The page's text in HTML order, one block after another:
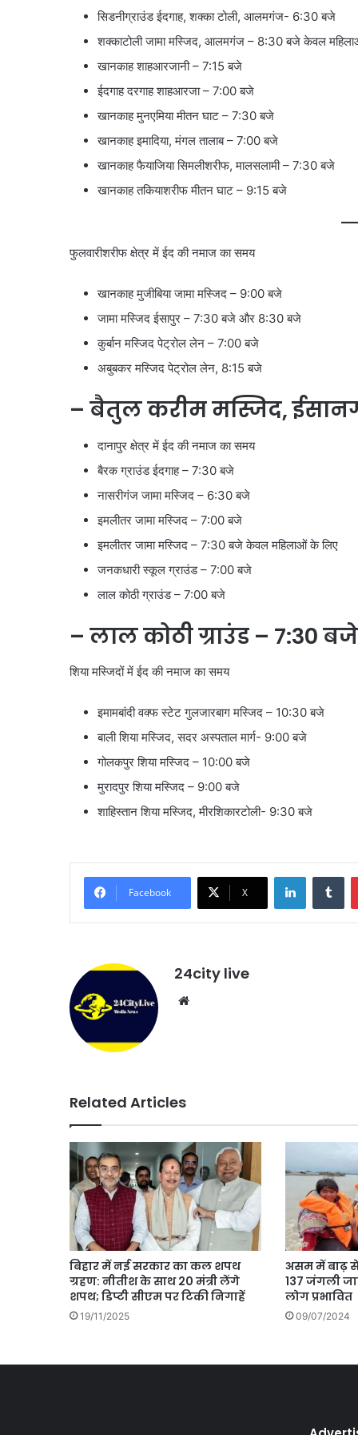
सिडनीग्राउंड ईदगाह, शक्का टोली, आलमगंज- 6:30 बजे
शक्काटोली जामा मस्जिद, आलमगंज – 8:30 बजे केवल
खानकाह शाहआरजानी – 7:15 बजे
ईदगाह दरगाह शाहआरजा – 7:00 बजे
खानकाह मुनएमिया मीतन घाट – 7:30 बजे
खानकाह इमादिया, मंगल तालाब – 7:00 बजे
खानकाह फैयाजिया सिमलीशरीफ, मालसलामी – 7:30 बजे
खानकाह तकियाशरीफ मीतन घाट – 9:15 बजे
फुलवारीशरीफ क्षेत्र में ईद की नमाज का समय
खानकाह मुजीबिया जामा मस्जिद – 9:00 बजे
जामा मस्जिद ईसापुर – 7:30 बजे और 8:30 बजे
कुर्बान मस्जिद पेट्रोल लेन – 7:00 बजे
अबुबकर मस्जिद पेट्रोल लेन, 8:15 बजे
– बैतुल करीम मस्जिद,
दानापुर क्षेत्र में ईद की नमाज का समय
बैरक ग्राउंड ईदगाह – 7:30 बजे
नासरीगंज जामा मस्जिद – 6:30 बजे
इमलीतर जामा मस्जिद – 7:00 बजे
इमलीतर जामा मस्जिद – 7:30 बजे केवल महिलाओं के लिए
जनकधारी स्कूल ग्राउंड – 7:00 बजे
लाल कोठी ग्राउंड – 7:00 बजे
– लाल कोठी ग्राउंड –
शिया मस्जिदों में ईद की नमाज का समय
इमामबांदी वक्फ स्टेट गुलजारबाग मस्जिद – 10:30 बजे
बाली शिया मस्जिद, सदर अस्पताल मार्ग- 9:00 बजे
गोलकपुर शिया मस्जिद – 10:00 बजे
मुरादपुर शिया मस्जिद – 9:00 बजे
शाहिस्तान शिया मस्जिद, मीरशिकारटोली- 9:30 बजे
Facebook X
LinkedIn
24city live
Related Articles
बिहार में नई सरकार का कल शपथ
ग्रहण: नीतीश के साथ 20 मंत्री लेंगे
शपथ; डिप्टी सीएम पर टिकी निगाहें
19/11/2025
असम में बाढ़ से
137 जंगली
लोग प्रभावित
09/07/2024